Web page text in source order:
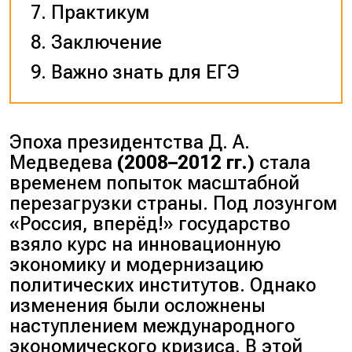
Практикум
Заключение
Важно знать для ЕГЭ
Эпоха президентства Д. А.
Медведева (2008–2012 гг.) стала
временем попыток масштабной
перезагрузки страны. Под лозунгом
«Россия, вперёд!» государство
взяло курс на инновационную
экономику и модернизацию
политических институтов. Однако
изменения были осложнены
наступлением международного
экономического кризиса. В этой